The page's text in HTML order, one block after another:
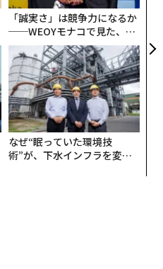
「誠実さ」は競争力になるか
──WEOYモナコで見た、く
ら寿司の経営哲学
なぜ“眠っていた環境技
術”が、下水インフラを変え